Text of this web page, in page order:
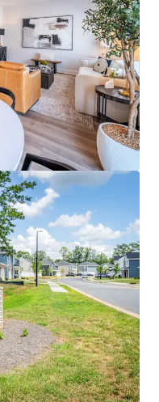
NC, 28212, US